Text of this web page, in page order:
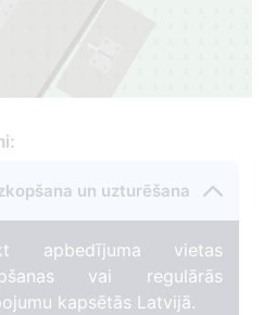
un uzturēšana
apbedījuma vietas
vai regulārās
kapsētās Latvijā.